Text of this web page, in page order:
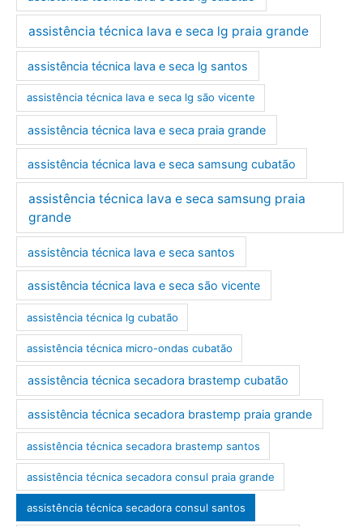
assistência técnica lava e seca lg praia grande
assistência técnica lava e seca lg santos
assistência técnica lava e seca lg são vicente
assistência técnica lava e seca praia grande
assistência técnica lava e seca samsung cubatão
assistência técnica lava e seca samsung praia
grande
assistência técnica lava e seca santos
assistência técnica lava e seca são vicente
assistência técnica lg cubatão
assistência técnica micro-ondas cubatão
assistência técnica secadora brastemp cubatão
assistência técnica secadora brastemp praia grande
assistência técnica secadora brastemp santos
assistência técnica secadora consul praia grande
assistência técnica secadora consul santos